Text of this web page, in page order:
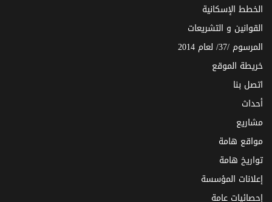
الخطط الإسكانية
القوانين و التشريعات
المرسوم /37/ لعام 2014
خريطة الموقع
اتصل بنا
أحداث
مشاريع
مواقع هامة
تواريخ هامة
إعلانات المؤسسة
إحصائيات عامة